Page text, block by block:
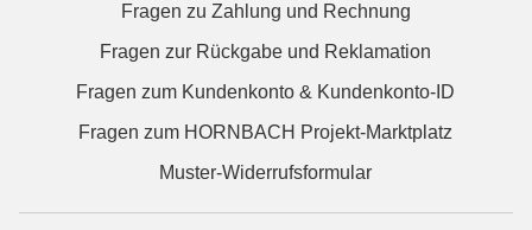
Fragen zu Zahlung und Rechnung
Fragen zur Rückgabe und Reklamation
Fragen zum Kundenkonto & Kundenkonto-ID
Fragen zum HORNBACH Projekt-Marktplatz
Muster-Widerrufsformular